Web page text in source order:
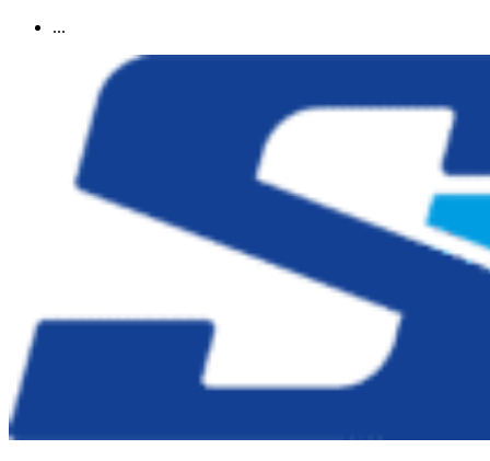
Ugrás
...